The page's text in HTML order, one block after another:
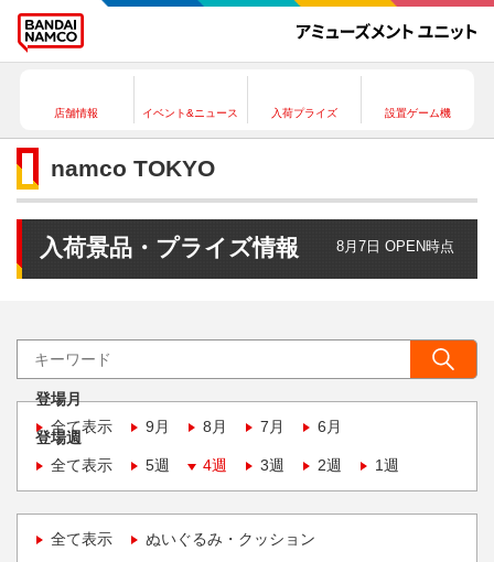
店舗情報 イベント&ニュース 入荷プライズ 設置ゲーム機
namco TOKYO
入荷景品・プライズ情報 8月7日 OPEN時点
登場月
全て表示
9月 8月 7月 6月
登場週
全て表示
5週 4週 3週 2週 1週
全て表示 ぬいぐるみ・クッション